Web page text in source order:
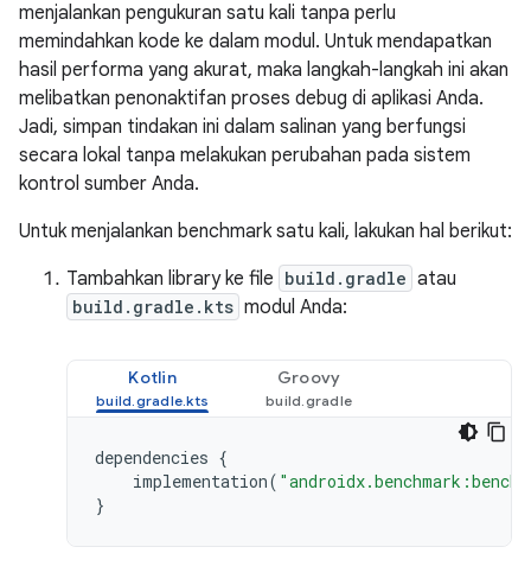
menjalankan pengukuran satu kali tanpa perlu
memindahkan kode ke dalam modul. Untuk mendapatkan
hasil performa yang akurat, maka langkah-langkah ini akan
melibatkan penonaktifan proses debug di aplikasi Anda.
Jadi, simpan tindakan ini dalam salinan yang berfungsi
secara lokal tanpa melakukan perubahan pada sistem
kontrol sumber Anda.
Untuk menjalankan benchmark satu kali, lakukan hal berikut:
Tambahkan library ke file build.gradle atau
build.gradle.kts modul Anda:
Kotlin Groovy
dependencies {
implementation(
}